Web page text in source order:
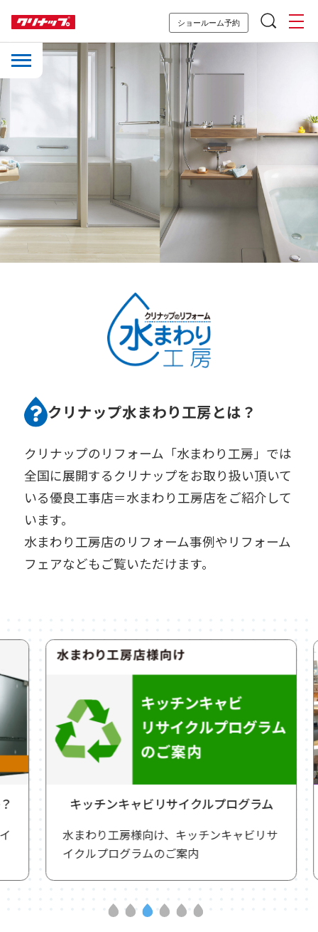
ショールーム予約
クリナップ水まわり工房とは？
クリナップのリフォーム「水まわり工房」では
全国に展開するクリナップをお取り扱い頂いて
いる優良工事店＝水まわり工房店をご紹介して
います。
水まわり工房店のリフォーム事例やリフォーム
フェアなどもご覧いただけます。
キッチンキャビリサイクルプログラム
水まわり工房様向け、キッチンキャビリサ
イクルプログラムのご案内